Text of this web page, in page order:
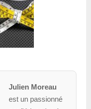
Julien Moreau
est un passionné